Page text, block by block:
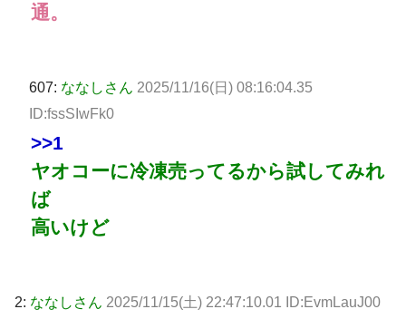
通。
607: ななしさん 2025/11/16(日) 08:16:04.35
ID:fssSIwFk0
>>1
ヤオコーに冷凍売ってるから試してみれ
ば
高いけど
2: ななしさん 2025/11/15(土) 22:47:10.01 ID:EvmLauJ00